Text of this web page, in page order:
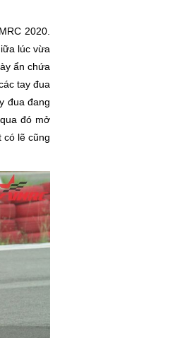
2020.
lúc vừa
ẩn chứa
tay đua
đua đang
đó mở
có lẽ cũng